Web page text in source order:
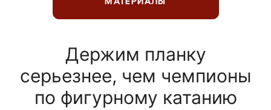
МАТЕРИАЛЫ
Держим планку
серьезнее, чем чемпионы
по фигурному катанию